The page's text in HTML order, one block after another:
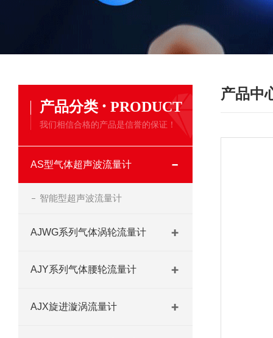
产品分类 · PRODUCT
我们相信合格的产品是信誉的保证！
AS型气体超声波流量计
智能型超声波流量计
AJWG系列气体涡轮流量计
AJY系列气体腰轮流量计
AJX旋进漩涡流量计
产品中